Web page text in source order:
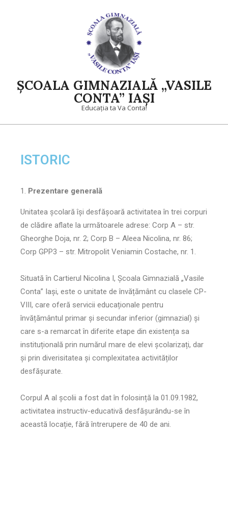
ȘCOALA GIMNAZIALĂ „VASILE
CONTA” IAȘI
Educația ta Va Conta!
ISTORIC
Prezentare generală
Unitatea școlară își desfășoară activitatea în trei corpuri
de clădire aflate la următoarele adrese: Corp A – str.
Gheorghe Doja, nr. 2; Corp B – Aleea Nicolina, nr. 86;
Corp GPP3 – str. Mitropolit Veniamin Costache, nr. 1.
Situată în Cartierul Nicolina I, Școala Gimnazială „Vasile
Conta” Iași, este o unitate de învățământ cu clasele CP-
VIII, care oferă servicii educaționale pentru
învățământul primar și secundar inferior (gimnazial) și
care s-a remarcat în diferite etape din existența sa
instituțională prin numărul mare de elevi școlarizați, dar
și prin diverisitatea și complexitatea activităților
desfășurate.
Corpul A al școlii a fost dat în folosință la 01.09.1982,
activitatea instructiv-educativă desfășurându-se în
această locație, fără întrerupere de 40 de ani.